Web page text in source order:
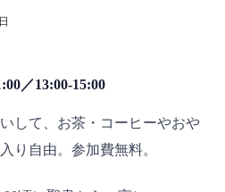
／13:00-15:00
して、お茶・コーヒーやおや
り自由。参加費無料。